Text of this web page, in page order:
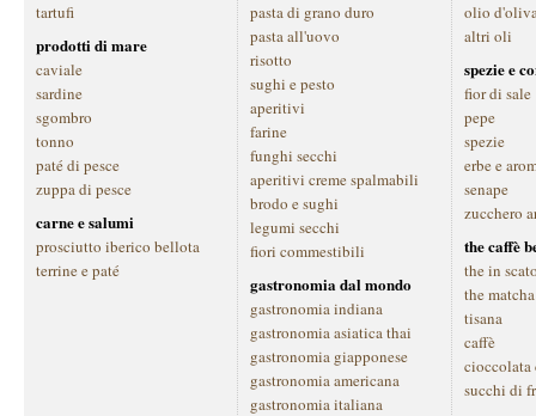
tartufi
prodotti di mare
caviale
sardine
sgombro
tonno
paté di pesce
zuppa di pesce
carne e salumi
prosciutto iberico bellota
terrine e paté
pasta di grano duro
pasta all'uovo
risotto
sughi e pesto
aperitivi
farine
funghi secchi
aperitivi creme spalmabili
brodo e sughi
legumi secchi
fiori commestibili
gastronomia dal mondo
gastronomia indiana
gastronomia asiatica thai
gastronomia giapponese
gastronomia americana
gastronomia italiana
olio
altri oli
spezie e
fior di sale
pepe
spezie
erbe e
senape
zucchero
the caffè
the in
the matcha
tisana
caffè
cioccolata
succhi di